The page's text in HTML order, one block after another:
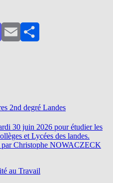
EmailPartager
2nd degré Landes
30 juin 2026 pour étudier les
et Lycées des landes.
par Christophe NOWACZECK
au Travail